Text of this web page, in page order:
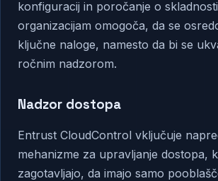
konfiguracij in poročanje o
organizacijam omogoča, da se
ključne naloge, namesto da bi se
ročnim nadzorom.
Nadzor dostopa
Entrust CloudControl vključuje
mehanizme za upravljanje dostopa,
zagotavljajo, da imajo samo